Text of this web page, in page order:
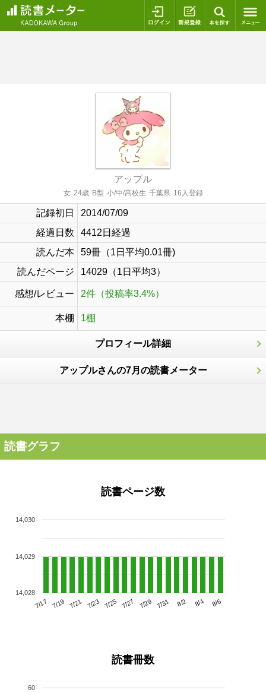
ログイン 新規登録
アップル
女 24歳 B型 小/中/高校生 千葉県 16人登録
記録初日
2014/07/09
経過日数
4412日経過
読んだ本
59冊（1日平均0.01冊)
読んだページ
14029（1日平均3）
感想/レビュー 2件（投稿率3.4%）
本棚 1棚
プロフィール詳細
アップルさんの7月の読書メーター
読書グラフ
読書ページ数
7/17 7/19 7/21 7/23 7/25 7/27 7/29 7/31 8/2 8/4 8/6
14,028
14,029
14,030
読書冊数
60